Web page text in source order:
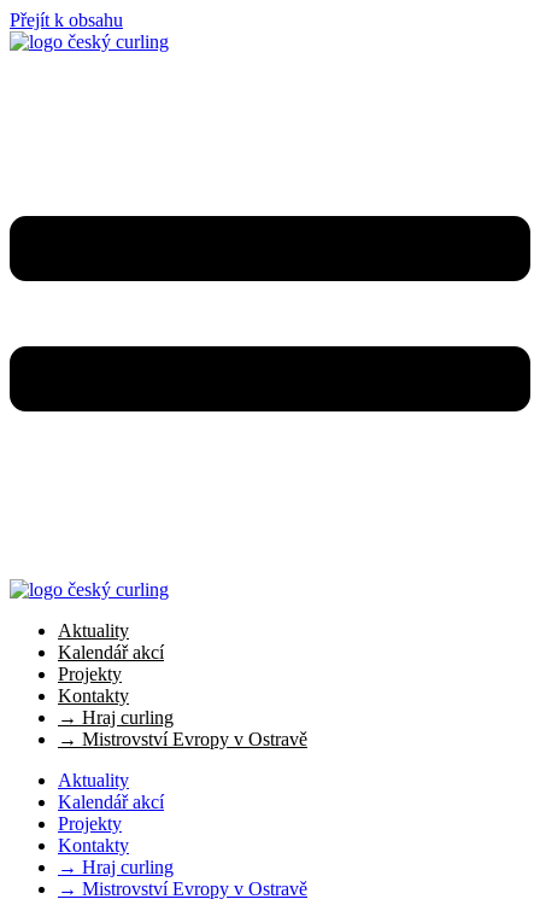
Přejít k obsahu
Aktuality
Kalendář akcí
Projekty
Kontakty
→ Hraj curling
→ Mistrovství Evropy v Ostravě
Aktuality
Kalendář akcí
Projekty
Kontakty
→ Hraj curling
→ Mistrovství Evropy v Ostravě